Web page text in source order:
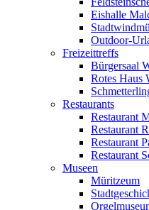
Eishalle
Outdoor-
Freizeittreffs
Bürgersaal
Rotes Haus
Restaurants
Restaurant
Restaurant
Restaurant
Restaurant
Museen
Müritzeum